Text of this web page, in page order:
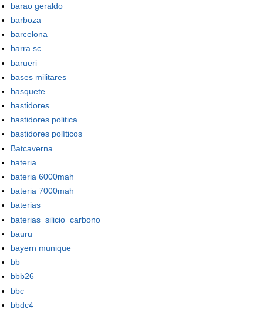
barao geraldo
barboza
barcelona
barra sc
barueri
bases militares
basquete
bastidores
bastidores politica
bastidores políticos
Batcaverna
bateria
bateria 6000mah
bateria 7000mah
baterias
baterias_silicio_carbono
bauru
bayern munique
bb
bbb26
bbc
bbdc4